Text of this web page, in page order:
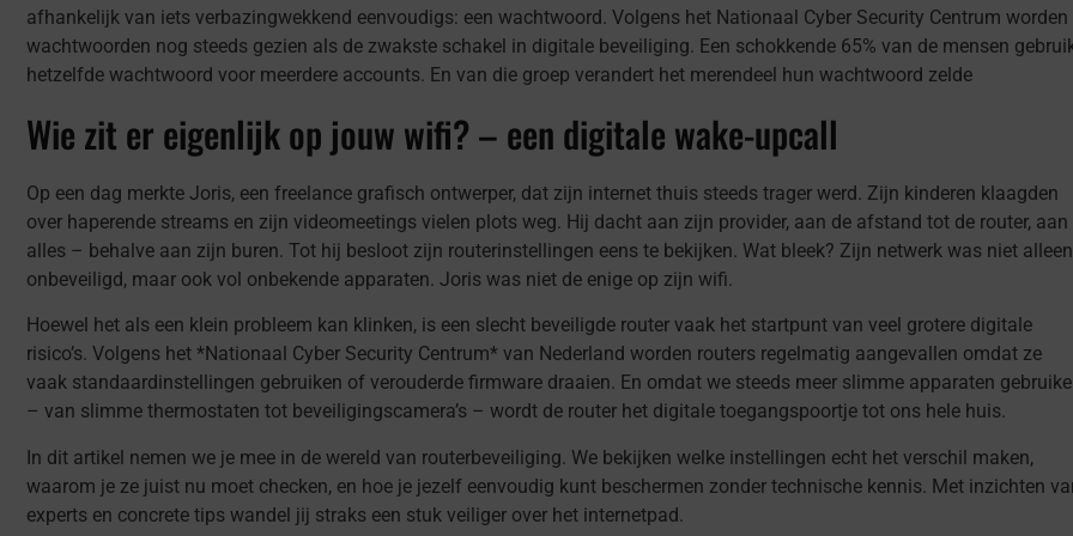
afhankelijk van iets verbazingwekkend eenvoudigs: een wachtwoord. Volgens het Nationaal Cyber Security Centrum worden
wachtwoorden nog steeds gezien als de zwakste schakel in digitale beveiliging. Een schokkende 65% van de mensen
hetzelfde wachtwoord voor meerdere accounts. En van die groep verandert het merendeel hun wachtwoord zelde
Wie zit er eigenlijk op jouw wifi? – een digitale wake-upcall
Op een dag merkte Joris, een freelance grafisch ontwerper, dat zijn internet thuis steeds trager werd. Zijn kinderen klaagden
over haperende streams en zijn videomeetings vielen plots weg. Hij dacht aan zijn provider, aan de afstand tot de router, aan
alles – behalve aan zijn buren. Tot hij besloot zijn routerinstellingen eens te bekijken. Wat bleek? Zijn netwerk was niet alleen
onbeveiligd, maar ook vol onbekende apparaten. Joris was niet de enige op zijn wifi.
Hoewel het als een klein probleem kan klinken, is een slecht beveiligde router vaak het startpunt van veel grotere digitale
risico’s. Volgens het *Nationaal Cyber Security Centrum* van Nederland worden routers regelmatig aangevallen omdat ze
vaak standaardinstellingen gebruiken of verouderde firmware draaien. En omdat we steeds meer slimme apparaten
– van slimme thermostaten tot beveiligingscamera’s – wordt de router het digitale toegangspoortje tot ons hele huis.
In dit artikel nemen we je mee in de wereld van routerbeveiliging. We bekijken welke instellingen echt het verschil maken,
waarom je ze juist nu moet checken, en hoe je jezelf eenvoudig kunt beschermen zonder technische kennis. Met inzichten
experts en concrete tips wandel jij straks een stuk veiliger over het internetpad.